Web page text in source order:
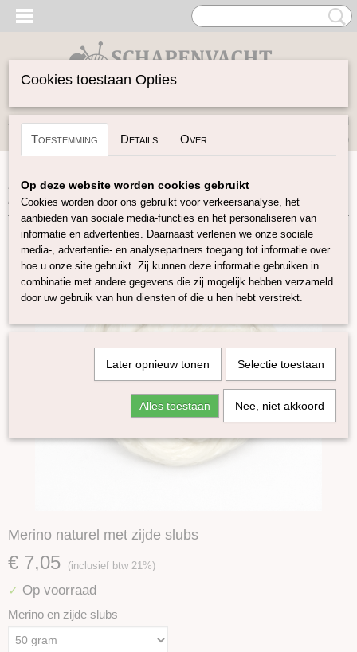
Inloggen Registreren
(0)
Home>Spinwol>Lontwol Natuurlijke kleuren
naturel met zijde slubs
Merino naturel met zijde slubs
€ 7,05 (inclusief btw 21%)
✓ Op voorraad
Merino en zijde slubs
Cookies toestaan Opties
Toestemming Details Over
Op deze website worden cookies gebruikt
Cookies worden door ons gebruikt voor verkeersanalyse, het
aanbieden van sociale media-functies en het personaliseren van
informatie en advertenties. Daarnaast verlenen we onze sociale
media-, advertentie- en analysepartners toegang tot informatie over
hoe u onze site gebruikt. Zij kunnen deze informatie gebruiken in
combinatie met andere gegevens die zij mogelijk hebben verzameld
door uw gebruik van hun diensten of die u hen hebt verstrekt.
Later opnieuw tonen Selectie toestaan
Alles toestaan Nee, niet akkoord